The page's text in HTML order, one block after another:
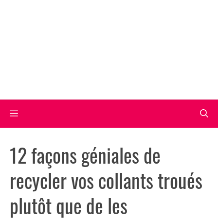
Menu
12 façons géniales de
recycler vos collants troués
plutôt que de les